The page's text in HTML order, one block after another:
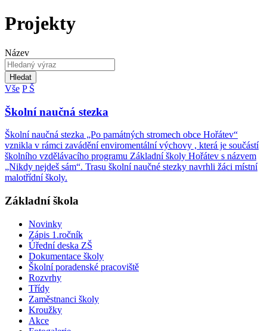
Projekty
Název
Hledat
Vše P Š
Školní naučná stezka
Školní naučná stezka „Po památných stromech obce Hořátev“
vznikla v rámci zavádění enviromentální výchovy , která je součástí
školního vzdělávacího programu Základní školy Hořátev s názvem
„Nikdy nejdeš sám“. Trasu školní naučné stezky navrhli žáci místní
malotřídní školy.
Základní škola
Novinky
Zápis 1.ročník
Úřední deska ZŠ
Dokumentace školy
Školní poradenské pracoviště
Rozvrhy
Třídy
Zaměstnanci školy
Kroužky
Akce